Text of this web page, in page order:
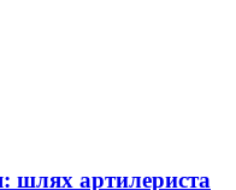
шлях артилериста